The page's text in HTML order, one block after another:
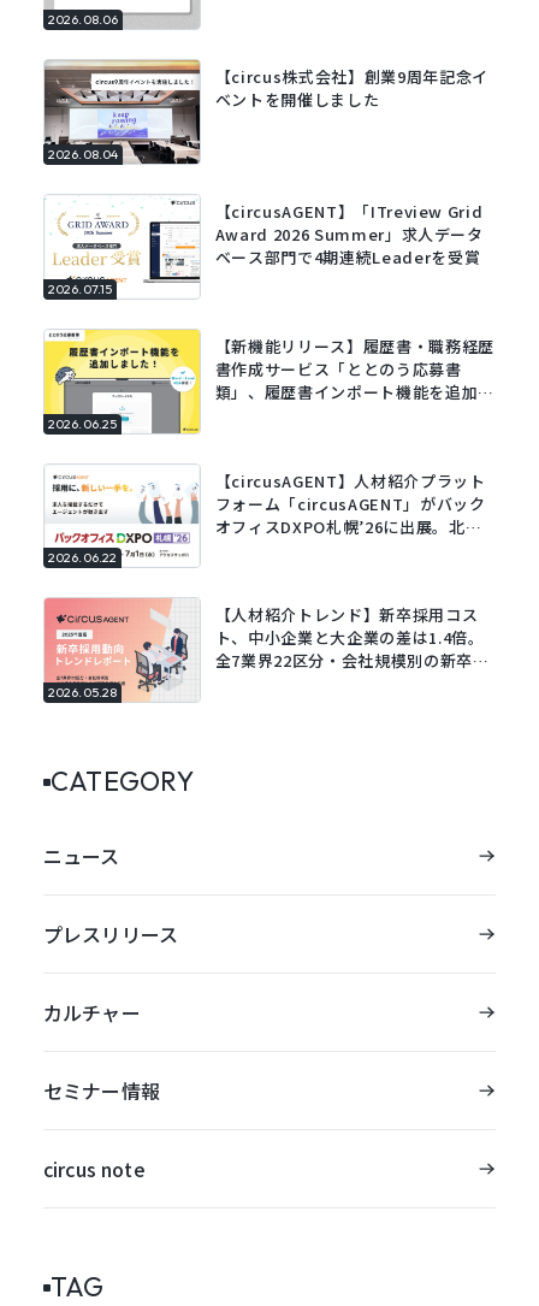
2026.08.06
2026.08.04
【circus株式会社】創業9周年記念イ
ベントを開催しました
2026.07.15
【circusAGENT】「ITreview Grid
Award 2026 Summer」求人データ
ベース部門で4期連続Leaderを受賞
2026.06.25
【新機能リリース】履歴書・職務経歴
書作成サービス「ととのう応募書
類」、履歴書インポート機能を追加。
2026.06.22
【circusAGENT】人材紹介プラット
フォーム「circusAGENT」がバック
オフィスDXPO札幌’26に出展。北海
2026.05.28
【人材紹介トレンド】新卒採用コス
ト、中小企業と大企業の差は1.4倍。
全7業界22区分・会社規模別の新卒採
CATEGORY
ニュース
プレスリリース
カルチャー
セミナー情報
circus note
TAG